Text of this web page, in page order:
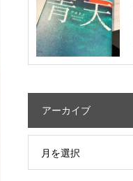
アーカイブ
月を選択